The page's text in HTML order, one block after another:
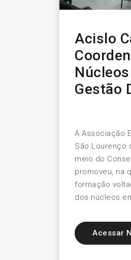
Acislo
Gestão
A Associação
São Lourenço
meio do
promoveu, na
formação
dos núcleos
Acessar